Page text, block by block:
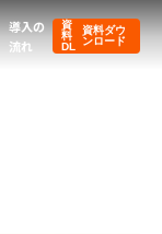
導入の
流れ
資
料
DL
資料ダウ
ンロード